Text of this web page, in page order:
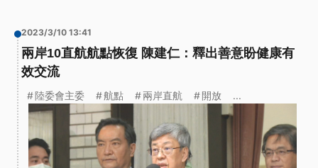
2023/3/10 13:41
兩岸10直航航點恢復 陳建仁：釋出善意盼健康有
效交流
陸委會主委 航點 兩岸直航 開放 ...